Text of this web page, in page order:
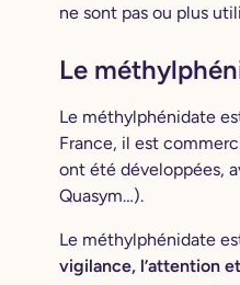
ne sont pas ou plus
Le
Le méthylphénidate
France, il est
ont été développées,
Quasym…).
Le méthylphénidate
vigilance, l’attention